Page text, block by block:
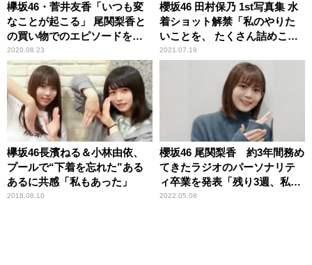
欅坂46・菅井友香「いつも変
なことが起こる」 尾関梨香と
の買い物でのエピソードを告
白
2020.08.23
櫻坂46 田村保乃 1st写真集 水
着ショット解禁「私のやりた
いことを、 たくさん詰めこん
でもらいました」
2021.07.19
欅坂46長濱ねる＆小林由依、
プールで“下着を忘れた”ある
あるに共感「私もあった」
2018.08.10
櫻坂46 尾関梨香 約3年間務め
てきたラジオのパーソナリテ
ィ卒業を発表「残り3週、私ら
しく楽しいラジオを」
2022.05.08